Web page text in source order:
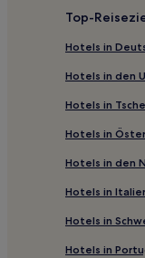
Golden
Hotels
Motels in
Top-
Hotels in
Hotels in den
Hotels in
Hotels in
Hotels in den
Hotels in
Hotels in
Hotels in